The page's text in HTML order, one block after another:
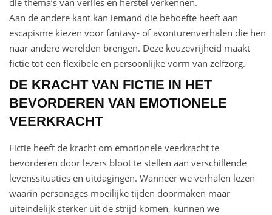
Aan de andere kant kan iemand die behoefte heeft aan
escapisme kiezen voor fantasy- of avonturenverhalen die hen
naar andere werelden brengen. Deze keuzevrijheid maakt
fictie tot een flexibele en persoonlijke vorm van zelfzorg.
DE KRACHT VAN FICTIE IN HET
BEVORDEREN VAN EMOTIONELE
VEERKRACHT
Fictie heeft de kracht om emotionele veerkracht te
bevorderen door lezers bloot te stellen aan verschillende
levenssituaties en uitdagingen. Wanneer we verhalen lezen
waarin personages moeilijke tijden doormaken maar
uiteindelijk sterker uit de strijd komen, kunnen we